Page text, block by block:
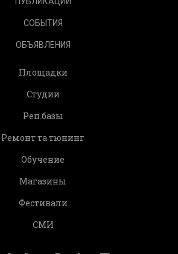
СОБЫТИЯ
ОБЪЯВЛЕНИЯ
Площадки
Студии
Реп.базы
Ремонт та тюнинг
Обучение
Магазины
Фестивали
СМИ